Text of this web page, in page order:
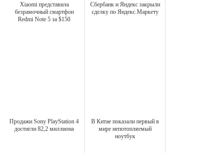
Xiaomi представила
безрамочный смартфон
Redmi Note 5 за $150
Сбербанк и Яндекс закрыли
сделку по Яндекс.Маркету
Продажи Sony PlayStation 4
достигли 82,2 миллиона
В Китае показали первый в
мире непотопляемый
ноутбук